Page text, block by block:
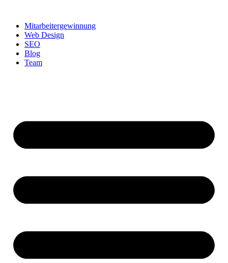
springenMitarbeitergewinnung
Web Design
SEO
Blog
Team